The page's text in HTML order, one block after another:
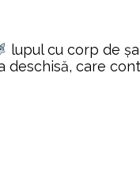
lupul cu corp de
care